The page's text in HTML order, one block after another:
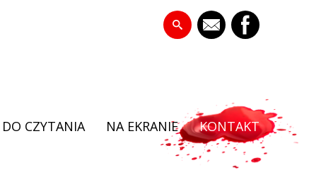
DO CZYTANIA NA EKRANIE KONTAKT